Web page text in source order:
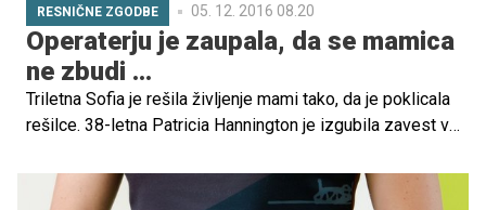
RESNIČNE ZGODBE 05. 12. 2016 08.20
Operaterju je zaupala, da se mamica
ne zbudi ...
Triletna Sofia je rešila življenje mami tako, da je poklicala
rešilce. 38-letna Patricia Hannington je izgubila zavest v
odzvala.